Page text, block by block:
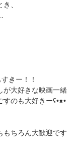
、
きー！！
が大好きな映画一緒
のも大好きーʕ•ᴥ•
もちろん大歓迎です